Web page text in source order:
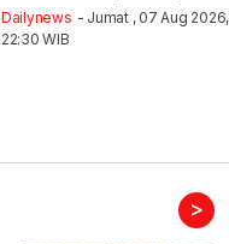
Dailynews - Jumat , 07 Aug 2026,
22:30 WIB
>